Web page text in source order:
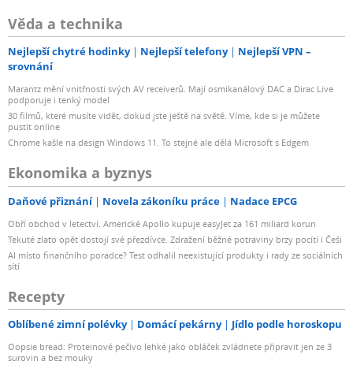
Věda a technika
Nejlepší chytré hodinky Nejlepší telefony
Nejlepší VPN –
srovnání
Marantz mění vnitřnosti svých AV receiverů. Mají osmikanálový DAC a Dirac Live
podporuje i tenký model
30 filmů, které musíte vidět, dokud jste ještě na světě. Víme, kde si je můžete
pustit online
Chrome kašle na design Windows 11. To stejné ale dělá Microsoft s Edgem
Ekonomika a byznys
Daňové přiznání Novela zákoníku práce Nadace EPCG
Obří obchod v letectví. Americké Apollo kupuje easyJet za 161 miliard korun
Tekuté zlato opět dostojí své přezdívce. Zdražení běžné potraviny brzy pocítí i Češi
AI místo finančního poradce? Test odhalil neexistující produkty i rady ze sociálních
sítí
Recepty
Oblíbené zimní polévky Domácí pekárny Jídlo podle horoskopu
Oopsie bread: Proteinové pečivo lehké jako obláček zvládnete připravit jen ze 3
surovin a bez mouky